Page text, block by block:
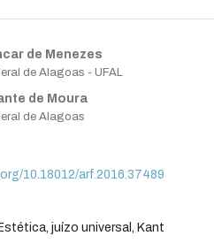
de Menezes
de Alagoas - UFAL
de Moura
de Alagoas
10.18012/arf.2016.37489
juízo universal, Kant